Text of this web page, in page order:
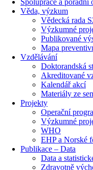
Spolupráce a poradní
Věda, výzkum
Vědecká rada
Výzkumné
Publikované
Mapa
Vzdělávání
Doktorandská
Akreditované
Kalendář akcí
Materiály ze
Projekty
Operační
Výzkumné
WHO
EHP a Norské
Publikace – Data
Data a
Zdravotně